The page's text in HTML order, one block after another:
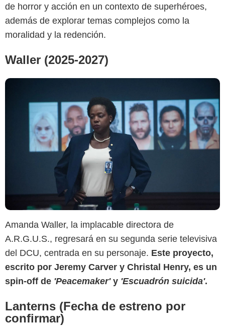
de horror y acción en un contexto de superhéroes,
además de explorar temas complejos como la
moralidad y la redención.
Waller (2025-2027)
Amanda Waller, la implacable directora de
A.R.G.U.S., regresará en su segunda serie televisiva
del DCU, centrada en su personaje. Este proyecto,
escrito por Jeremy Carver y Christal Henry, es un
spin-off de 'Peacemaker'y 'Escuadrón suicida'.
Lanterns (Fecha de estreno por
confirmar)
DC Comics